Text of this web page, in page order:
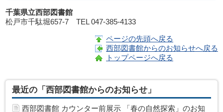
千葉県立西部図書館
松戸市千駄堀657-7 TEL 047-385-4133
ページの先頭へ戻る
西部図書館からのお知らせへ戻る
トップページへ戻る
最近の「西部図書館からのお知らせ」
西部図書館 カウンター前展示 「春の自然探索」のお知